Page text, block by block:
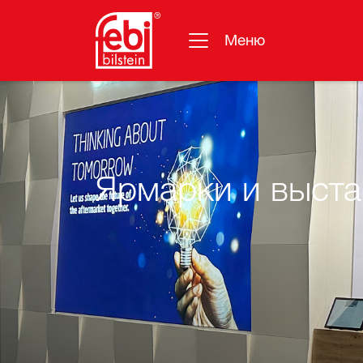
Перейти к основному содержанию
Меню
Ярмарки и